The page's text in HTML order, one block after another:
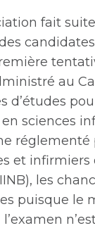
fait
au
d’études
sciences
réglementé
et infirmiers
les
puisque le